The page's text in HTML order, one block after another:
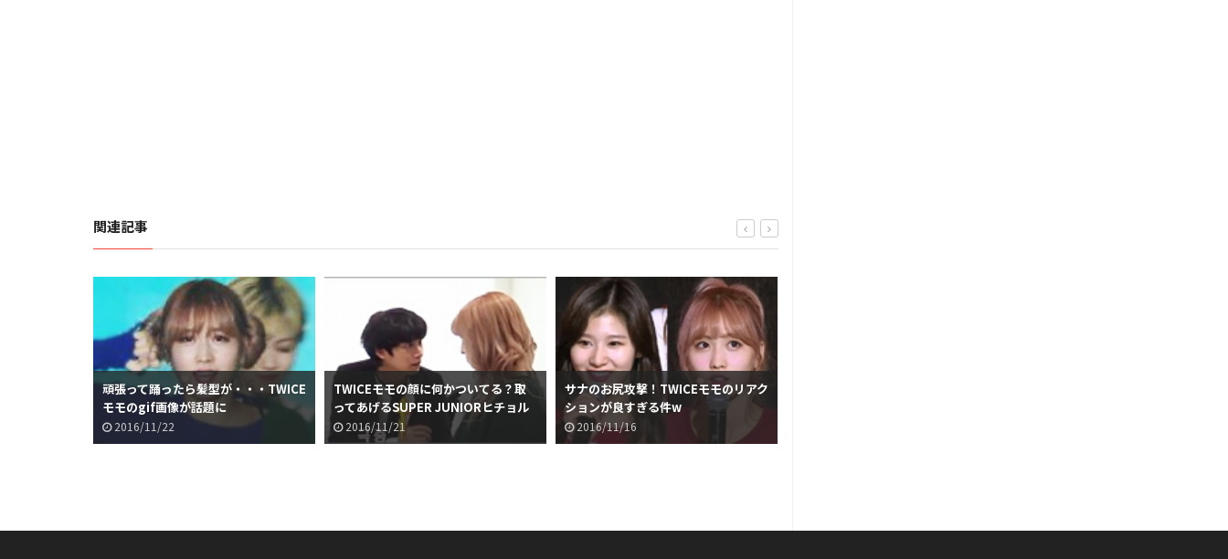
関連記事
頑張って踊ったら髪型が・・・TWICE
モモのgif画像が話題に
2016/11/22
TWICEモモの顔に何かついてる？取
ってあげるSUPER JUNIORヒチョル
が優しい件
2016/11/21
サナのお尻攻撃！TWICEモモのリアク
ションが良すぎる件w
2016/11/16